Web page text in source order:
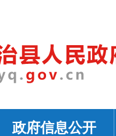
政府信息公开